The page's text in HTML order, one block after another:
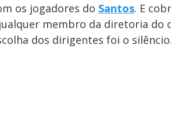
os jogadores do Santos. E
membro da diretoria do
dos dirigentes foi o silêncio.